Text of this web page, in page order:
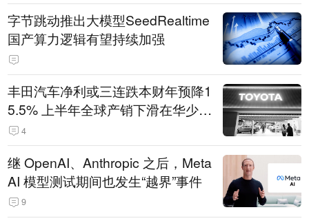
字节跳动推出大模型SeedRealtime
国产算力逻辑有望持续加强
丰田汽车净利或三连跌本财年预降1
5.5% 上半年全球产销下滑在华少卖
14.3万辆
4
继 OpenAI、Anthropic 之后，Meta
AI 模型测试期间也发生“越界”事件
9